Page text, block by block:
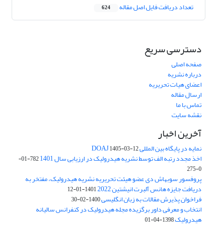
تعداد دریافت فایل اصل مقاله 624
دسترسی سریع
صفحه اصلی
درباره نشریه
اعضای هیات تحریریه
ارسال مقاله
تماس با ما
نقشه سایت
آخرین اخبار
نمایه در پایگاه بین المللی DOAJ1405-03-12
اخذ مجدد رتبه الف توسط نشریه هیدرولیک در ارزیابی سال 1401
782-01-
0-275
پروفسور سوبهاش دی عضو هیئت تحریریه نشریه هیدرولیک، مفتخر به
دریافت جایزه هانس آلبرت انیشتین 2022 1401-01-12
فراخوان پذیرش مقالات به زبان انگلیسی1400-02-30
انتخاب و معرفی داور برگزیده مجله هیدرولیک در کنفرانس سالیانه
هیدرولیک1398-04-01